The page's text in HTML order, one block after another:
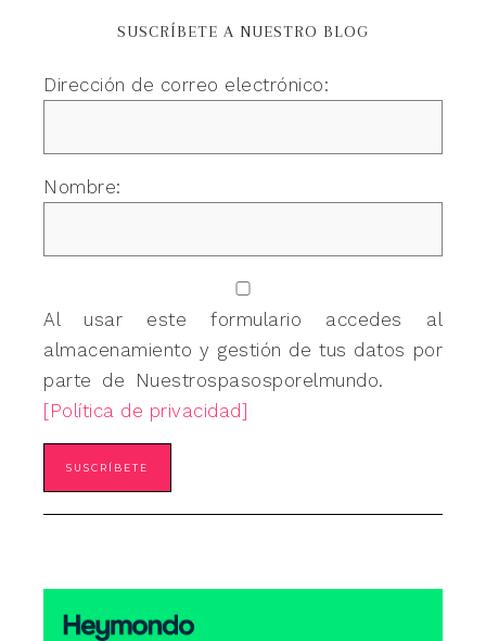
SUSCRÍBETE A NUESTRO BLOG
Dirección de correo electrónico:
Nombre:
Al usar este formulario accedes al
almacenamiento y gestión de tus datos por
parte de Nuestrospasosporelmundo.
[Política de privacidad]